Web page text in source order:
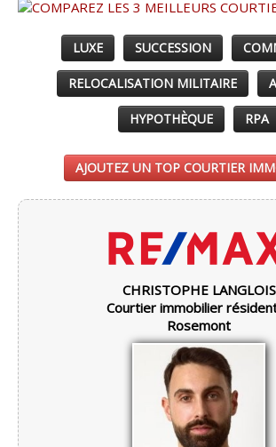
ESPACE COURTIER ▼
LUXE SUCCESSION
RELOCALISATION MILITAIRE
HYPOTHÈQUE RPA
AJOUTEZ UN TOP COURTIER
CHRISTOPHE LANGLOIS
Courtier immobilier
Rosemont